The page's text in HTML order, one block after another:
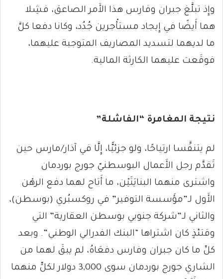
وإِذ تبلَّغ جبران وفارس هذا الأَمر الصاعق، فشِلا
هما أَيضًا في إِيجاد مستأْجرين جُدُد، وكانا دفعا كلَّ
ما لديهما لتسديد المصاريف المتوجبة عليهما،
فوقَعت عليهما الكارثة المالية.
نتيجة المغامرة “الفاشلة”
لم يتنفَّسا ارتياحًا، ولو جزئيًّا، إِلَّا في آذار/مارس حين
تَقدَّم رجل الأَعمال البوسطنيّ جورج بوردمان
واشترى منهما البنايَتَيْن، ما أَتاح لهما دفع الرهْن
الأَول لـ”مؤَسسة التوفير” في روكسبُري (بوسطن)،
والثاني لـ”شركة جنوبي بوسطن العقارية” التي
وقتئذٍ كان اشتراها “البنك الفدرالي الوطني”. وبعد
كلِّ ما كان جبران وفارس دفعَاهُ، لم يبقَ لهما من
الشاري جورج بوردمان سوى 3,000 دولار لكلٍّ منهما